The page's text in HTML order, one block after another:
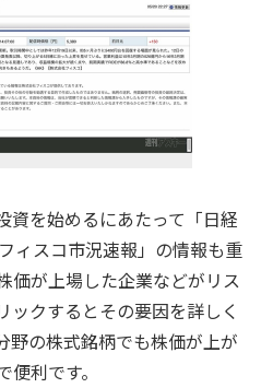
資を始めるにあたって「日経
ィスコ市況速報」の情報も重
価が上場した企業などがリス
ックするとその要因を詳しく
野の株式銘柄でも株価が上が
利です。